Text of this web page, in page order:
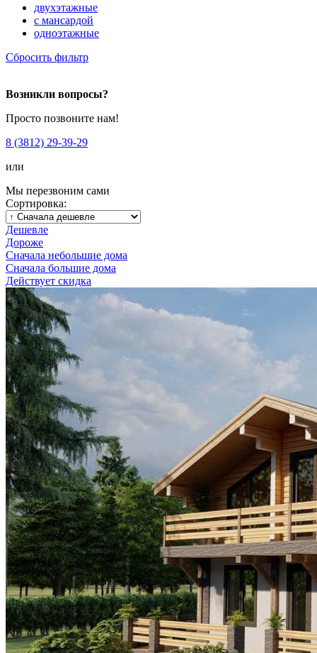
двухэтажные
с мансардой
одноэтажные
Сбросить фильтр
Возникли вопросы?
Просто позвоните нам!
8 (3812) 29-39-29
или
Мы перезвоним сами
Сортировка:
Дешевле
Дороже
Сначала небольшие дома
Сначала большие дома
Действует скидка